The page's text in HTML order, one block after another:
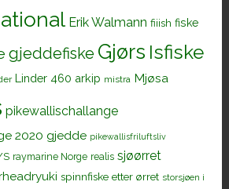
Erik Walmann fiiish fiske
gjeddefiske Gjørs Isfiske
Linder 460 arkip mistra Mjøsa
pikewallischallange
2020 gjedde pikewallisfriluftsliv
S raymarine Norge realis sjøørret
spinnfiske etter ørret storsjøen i